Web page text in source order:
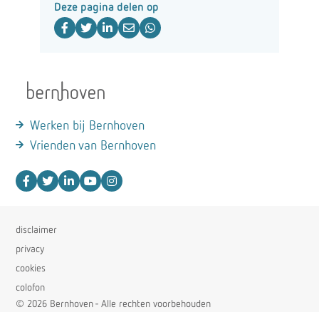
Deze pagina delen op
Werken bij Bernhoven
Vrienden van Bernhoven
disclaimer
privacy
cookies
colofon
© 2026 Bernhoven - Alle rechten voorbehouden